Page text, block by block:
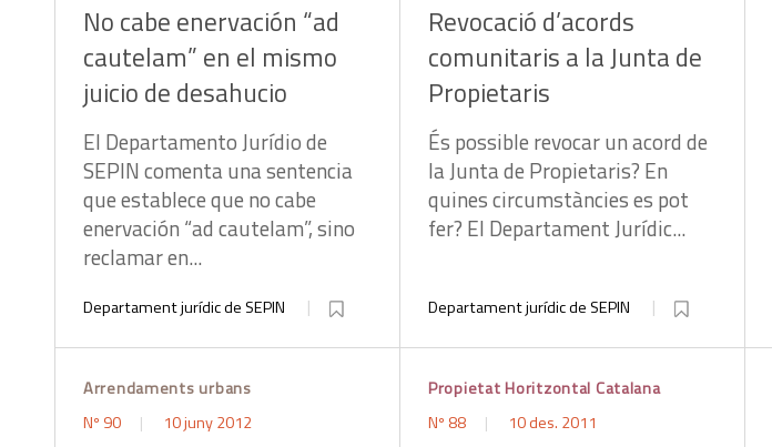
No cabe enervación “ad
cautelam” en el mismo
juicio de desahucio
El Departamento Jurídio de
SEPIN comenta una sentencia
que establece que no cabe
enervación “ad cautelam”, sino
reclamar en...
Departament jurídic de SEPIN
Revocació d’acords
comunitaris a la Junta de
Propietaris
És possible revocar un acord de
la Junta de Propietaris? En
quines circumstàncies es pot
fer? El Departament Jurídic...
Departament jurídic de SEPIN
Arrendaments urbans
Nº 90
10 juny 2012
Propietat Horitzontal Catalana
Nº 88
10 des. 2011